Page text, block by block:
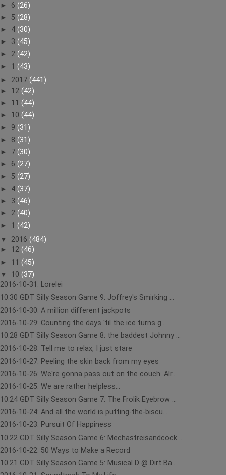
► 6 (26)
► 5 (28)
► 4 (30)
► 3 (45)
► 2 (42)
► 1 (43)
► 2017 (441)
► 12 (42)
► 11 (44)
► 10 (44)
► 9 (31)
► 8 (31)
► 7 (30)
► 6 (27)
► 5 (27)
► 4 (37)
► 3 (46)
► 2 (40)
► 1 (42)
▼ 2016 (484)
► 12 (46)
► 11 (45)
▼ 10 (37)
2016-10-31: Lorelei
10.30 GDT Silly Season Game 9: Joffrey's Smirking ...
2016-10-30: A million different jackpots
2016-10-29: Counting the days 'til the ice turns g...
10.28 GDT Silly Season Game 8: the baddest Johnny ...
2016-10-28: Tell me to relax, I just stare
2016-10-27: Peeling the skin back from my eyes
2016-10-26: We're gonna pass out on the couch. Alr...
2016-10-25: We are rather helpless...
10.24 GDT Silly Season Game 7: The Frolik Eyebrow ...
2016-10-24: And all the world is putting-the-biscu...
2016-10-23: Pursuit Of Happiness
10.22 GDT Silly Season Game 6: Mechastreisandcock ...
2016-10-22: 50 Ways to Make a Record
10.21 GDT Silly Season Game 5: Musical D @ Dirt Ba...